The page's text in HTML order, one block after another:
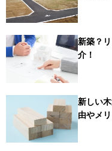
新築？
介！
新しい
由やメ